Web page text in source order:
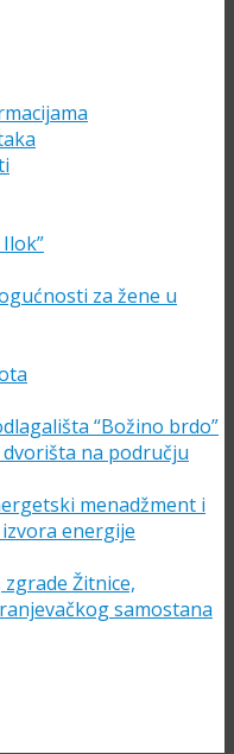
za žene u
“Božino brdo”
na području
menadžment i
energije
Žitnice,
samostana